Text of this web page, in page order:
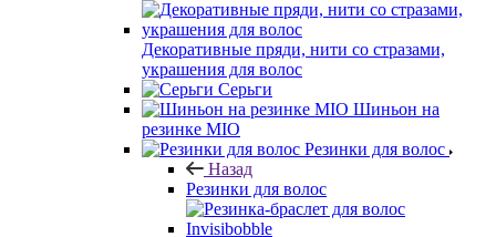
Декоративные пряди, нити со стразами,
украшения для волос
Серьги
Шиньон на
резинке MIO
Резинки для волос
Назад
Резинки для волос